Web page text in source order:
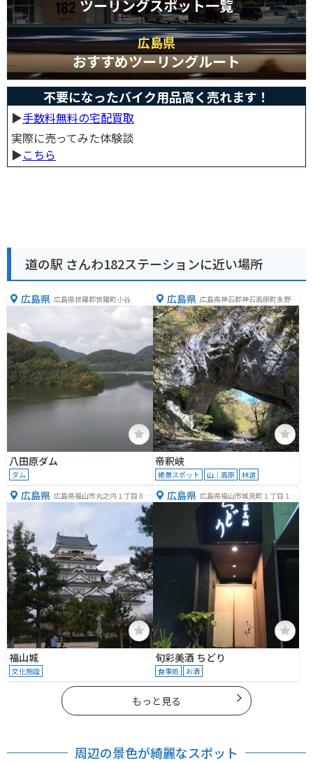
ツーリングスポット一覧
広島県
おすすめツーリングルート
不要になったバイク用品高く売れます！
▶︎手数料無料の宅配買取
実際に売ってみた体験談
▶︎こちら
道の駅 さんわ182ステーションに近い場所
広島県 広島県世羅郡世羅町小谷
八田原ダム
ダム
広島県 広島県神石郡神石高原町永野５
０３４−７
帝釈峡
絶景スポット 山｜高原 林道
広島県 広島県福山市丸之内１丁目８
福山城
文化施設
広島県 広島県福山市城見町１丁目１
−３
旬彩美酒 ちどり
食事処 お酒
もっと見る
周辺の景色が綺麗なスポット